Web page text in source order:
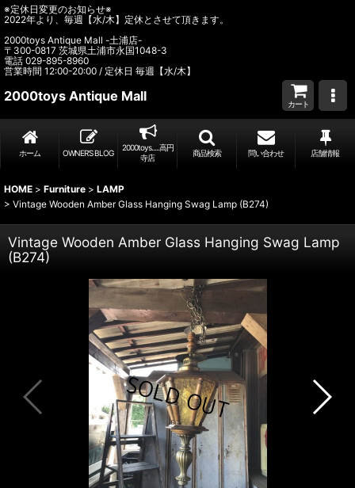
※定休日変更のお知らせ※
2022年より、毎週【水/木】定休とさせて頂きます。
2000toys Antique Mall -土浦店-
〒300-0817 茨城県土浦市永国1048-3
電話 029-895-8960
営業時間 12:00-20:00 / 定休日 毎週【水/木】
2000toys Antique Mall
カート
ホーム OWNER’S BLOG
2000toys.....高円
寺店
商品検索 問い合わせ 店舗情報
HOME > Furniture > LAMP
> Vintage Wooden Amber Glass Hanging Swag Lamp (B274)
Vintage Wooden Amber Glass Hanging Swag Lamp
(B274)